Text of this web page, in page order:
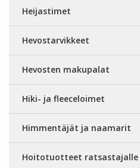
Heijastimet
Hevostarvikkeet
Hevosten makupalat
Hiki- ja fleeceloimet
Himmentäjät ja naamarit
Hoitotuotteet ratsastajalle